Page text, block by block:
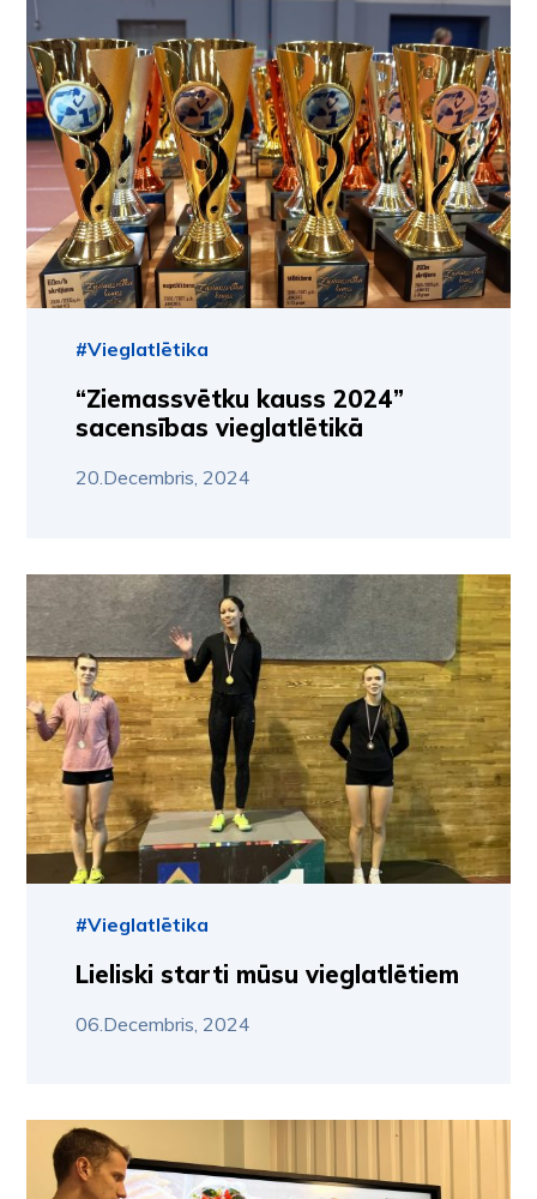
#Vieglatlētika
“Ziemassvētku kauss 2024”
sacensības vieglatlētikā
20.Decembris, 2024
#Vieglatlētika
Lieliski starti mūsu vieglatlētiem
06.Decembris, 2024